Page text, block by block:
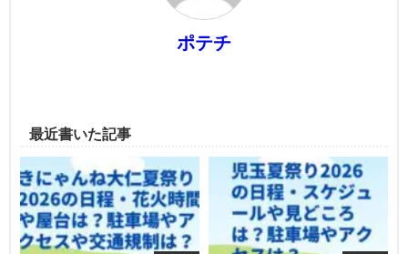
ポテチ
最近書いた記事